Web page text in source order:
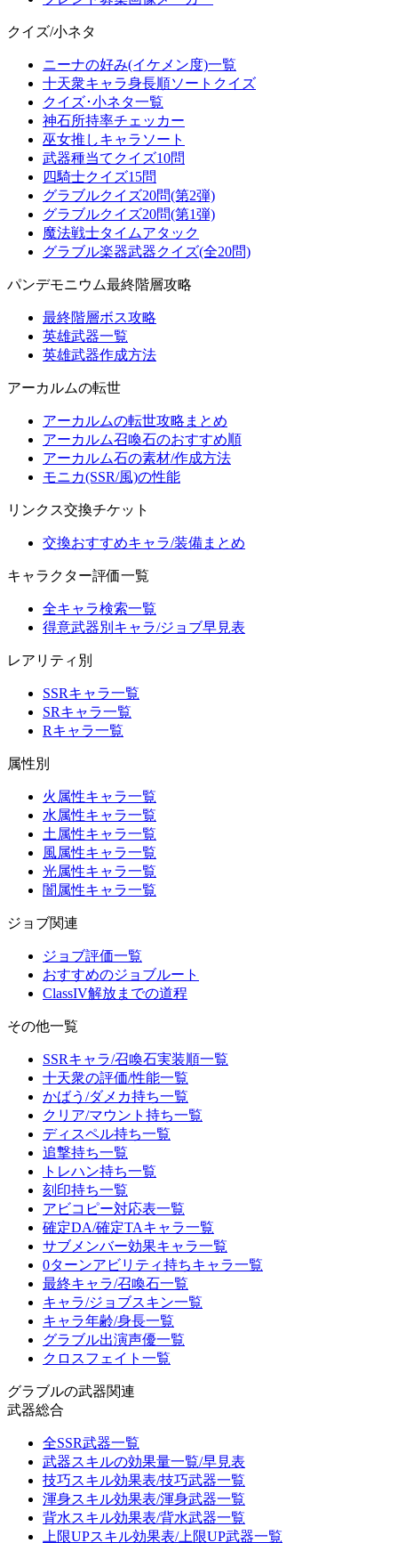
クイズ/小ネタ
ニーナの好み(イケメン度)一覧
十天衆キャラ身長順ソートクイズ
クイズ･小ネタ一覧
神石所持率チェッカー
巫女推しキャラソート
武器種当てクイズ10問
四騎士クイズ15問
グラブルクイズ20問(第2弾)
グラブルクイズ20問(第1弾)
魔法戦士タイムアタック
グラブル楽器武器クイズ(全20問)
パンデモニウム最終階層攻略
最終階層ボス攻略
英雄武器一覧
英雄武器作成方法
アーカルムの転世
アーカルムの転世攻略まとめ
アーカルム召喚石のおすすめ順
アーカルム石の素材/作成方法
モニカ(SSR/風)の性能
リンクス交換チケット
交換おすすめキャラ/装備まとめ
キャラクター評価一覧
全キャラ検索一覧
得意武器別キャラ/ジョブ早見表
レアリティ別
SSRキャラ一覧
SRキャラ一覧
Rキャラ一覧
属性別
火属性キャラ一覧
水属性キャラ一覧
土属性キャラ一覧
風属性キャラ一覧
光属性キャラ一覧
闇属性キャラ一覧
ジョブ関連
ジョブ評価一覧
おすすめのジョブルート
ClassIV解放までの道程
その他一覧
SSRキャラ/召喚石実装順一覧
十天衆の評価/性能一覧
かばう/ダメカ持ち一覧
クリア/マウント持ち一覧
ディスペル持ち一覧
追撃持ち一覧
トレハン持ち一覧
刻印持ち一覧
アビコピー対応表一覧
確定DA/確定TAキャラ一覧
サブメンバー効果キャラ一覧
0ターンアビリティ持ちキャラ一覧
最終キャラ/召喚石一覧
キャラ/ジョブスキン一覧
キャラ年齢/身長一覧
グラブル出演声優一覧
クロスフェイト一覧
グラブルの武器関連
武器総合
全SSR武器一覧
武器スキルの効果量一覧/早見表
技巧スキル効果表/技巧武器一覧
渾身スキル効果表/渾身武器一覧
背水スキル効果表/背水武器一覧
上限UPスキル効果表/上限UP武器一覧